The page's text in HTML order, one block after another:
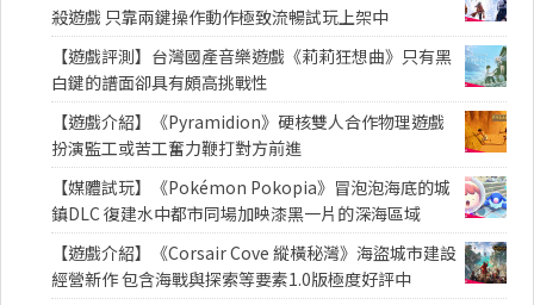
殺遊戲 只靠兩鍵操作動作極致流暢試玩上架中
【遊戲評測】台灣國產音樂遊戲《莉莉狂想曲》只有黑
白鍵的譜面卻具有頗高挑戰性
【遊戲介紹】《Pyramidion》硬核雙人合作物理遊戲
扮演監工或苦工奮力鞭打對方前進
【媒體試玩】《Pokémon Pokopia》冒泡泡海底的城
鎮DLC 復建水中都市同場加映漆黑一片的深海區域
【遊戲介紹】《Corsair Cove 縱橫秘灣》海盜城市建設
經營新作 包含海戰與探索等要素1.0版極度好評中